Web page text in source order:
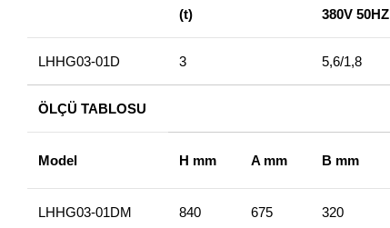
(t) 380V 50HZ
LHHG03-01D 3 5,6/1,8
ÖLÇÜ TABLOSU
Model H mm A mm B mm
LHHG03-01DM 840 675 320